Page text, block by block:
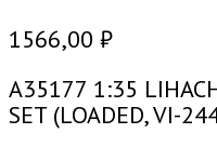
1566,00 ₽
A35177 1:35
SET (LOADED, VI-